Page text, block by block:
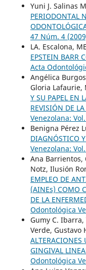
Yuni J. Salinas
PERIODONTAL
47 Núm. 4
LA. Escalona,
EPSTEIN BARR
Acta
Angélica
Gloria Lafaurie,
Y SU PAPEL EN
REVISIÓN DE
Venezolana:
Benigna Pérez
DIAGNÓSTICO
Venezolana:
Ana Barrientos,
Notz, Ilusión
EMPLEO DE
(AINEs) COMO
DE LA
Odontológica
Gumy C.
Verde, Gustavo
ALTERACIONES
GINGIVAL
Odontológica